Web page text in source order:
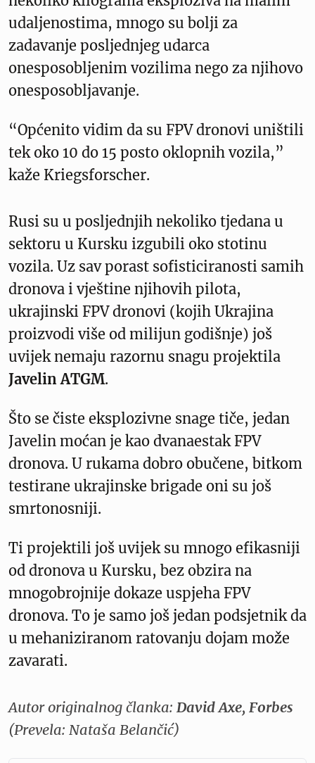
udaljenostima, mnogo su bolji za
zadavanje posljednjeg udarca
onesposobljenim vozilima nego za njihovo
onesposobljavanje.
“Općenito vidim da su FPV dronovi uništili
tek oko 10 do 15 posto oklopnih vozila,”
kaže Kriegsforscher.
Rusi su u posljednjih nekoliko tjedana u
sektoru u Kursku izgubili oko stotinu
vozila. Uz sav porast sofisticiranosti samih
dronova i vještine njihovih pilota,
ukrajinski FPV dronovi (kojih Ukrajina
proizvodi više od milijun godišnje) još
uvijek nemaju razornu snagu projektila
Javelin ATGM.
Što se čiste eksplozivne snage tiče, jedan
Javelin moćan je kao dvanaestak FPV
dronova. U rukama dobro obučene, bitkom
testirane ukrajinske brigade oni su još
smrtonosniji.
Ti projektili još uvijek su mnogo efikasniji
od dronova u Kursku, bez obzira na
mnogobrojnije dokaze uspjeha FPV
dronova. To je samo još jedan podsjetnik da
u mehaniziranom ratovanju dojam može
zavarati.
Autor originalnog članka: David Axe, Forbes
(Prevela: Nataša Belančić)